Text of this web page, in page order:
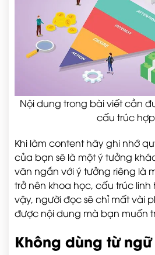
Nội dung trong bài viết cần
cấu trúc
Khi làm content hãy ghi nhớ
của bạn sẽ là một ý tưởng
văn ngắn với ý tưởng riêng là
trở nên khoa học, cấu trúc linh
vậy, người đọc sẽ chỉ mất vài
được nội dung mà bạn muốn
Không dùng từ